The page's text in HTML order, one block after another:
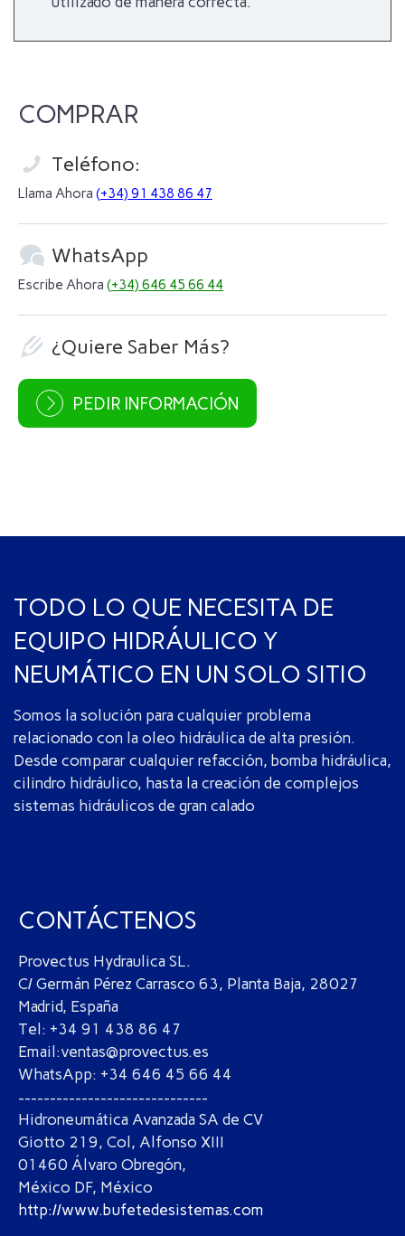
COMPRAR
 Teléfono:
Llama Ahora (+34) 91 438 86 47
 WhatsApp
Escribe Ahora (+34) 646 45 66 44
 ¿Quiere Saber Más?
PEDIR INFORMACIÓN
TODO LO QUE NECESITA DE
EQUIPO HIDRÁULICO Y
NEUMÁTICO EN UN SOLO SITIO
Somos la solución para cualquier problema
relacionado con la oleo hidráulica de alta presión.
Desde comparar cualquier refacción, bomba hidráulica,
cilindro hidráulico, hasta la creación de complejos
sistemas hidráulicos de gran calado
CONTÁCTENOS
Provectus Hydraulica SL.
C/ Germán Pérez Carrasco 63, Planta Baja, 28027
Madrid, España
Tel: +34 91 438 86 47
Email:ventas@provectus.es
WhatsApp: +34 646 45 66 44
------------------------------
Hidroneumática Avanzada SA de CV
Giotto 219, Col, Alfonso XIII
01460 Álvaro Obregón,
México DF, México
http://www.bufetedesistemas.com